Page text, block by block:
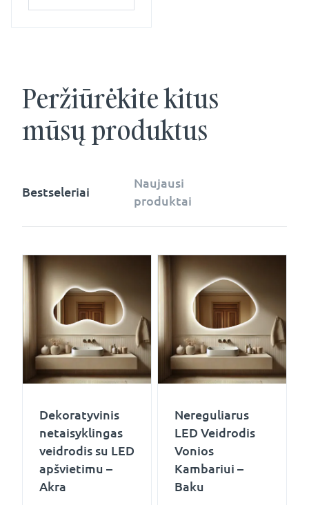
Peržiūrėkite kitus
mūsų produktus
Bestseleriai
Naujausi
produktai
Dekoratyvinis
netaisyklingas
veidrodis su LED
apšvietimu –
Akra
Nereguliarus
LED Veidrodis
Vonios
Kambariui –
Baku